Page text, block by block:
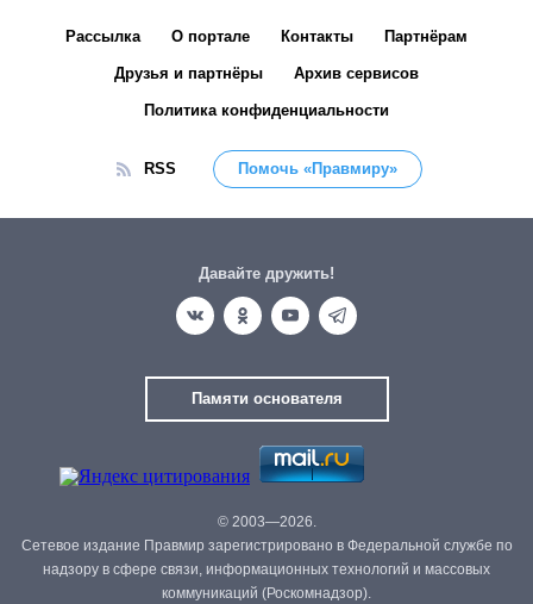
Рассылка О портале Контакты Партнёрам
Друзья и партнёры Архив сервисов
Политика конфиденциальности
RSS Помочь «Правмиру»
Давайте дружить!
Памяти основателя
© 2003—2026.
Сетевое издание Правмир зарегистрировано в Федеральной службе по
надзору в сфере связи, информационных технологий и массовых
коммуникаций (Роскомнадзор).